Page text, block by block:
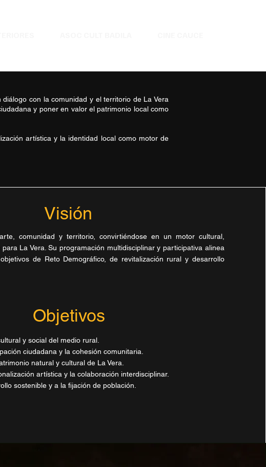
con la comunidad y el territorio de La Vera
y poner en valor el patrimonio local como
artística y la identidad local como motor de
Visión
comunidad y territorio, convirtiéndose en un motor cultural,
La Vera. Su programación multidisciplinar y participativa alinea
de Reto Demográfico, de revitalización rural y desarrollo
Objetivos
y social del medio rural.
ciudadana y la cohesión comunitaria.
natural y cultural de La Vera.
artística y la colaboración interdisciplinar.
sostenible y a la fijación de población.